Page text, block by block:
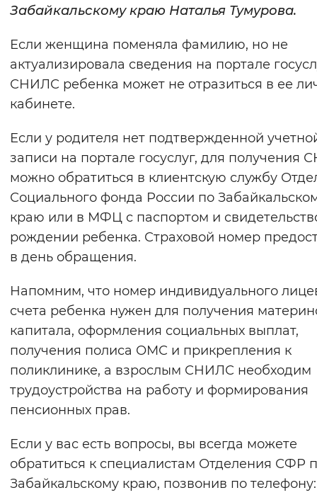
Забайкальскому краю Наталья Тумурова.
Если женщина поменяла фамилию, но не
актуализировала сведения на портале
СНИЛС ребенка может не отразиться в ее
кабинете.
Если у родителя нет подтвержденной
записи на портале госуслуг, для получения
можно обратиться в клиентскую службу
Социального фонда России по
краю или в МФЦ с паспортом и
рождении ребенка. Страховой номер
в день обращения.
Напомним, что номер индивидуального
счета ребенка нужен для получения
капитала, оформления социальных выплат,
получения полиса ОМС и прикрепления к
поликлинике, а взрослым СНИЛС необходим
трудоустройства на работу и формирования
пенсионных прав.
Если у вас есть вопросы, вы всегда можете
обратиться к специалистам Отделения СФР
Забайкальскому краю, позвонив по